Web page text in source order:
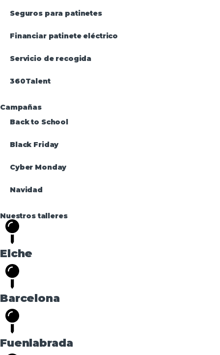
Seguros para patinetes
Financiar patinete eléctrico
Servicio de recogida
360Talent
Campañas
Back to School
Black Friday
Cyber Monday
Navidad
Nuestros talleres
Elche
Barcelona
Fuenlabrada